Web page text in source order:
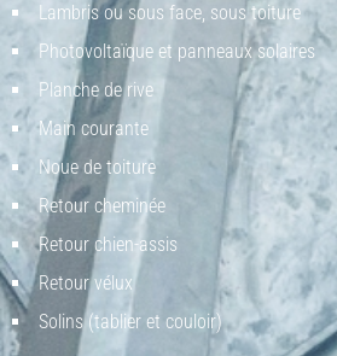
Lambris ou sous face, sous toiture
Photovoltaïque et panneaux solaires
Planche de rive
Main courante
Noue de toiture
Retour cheminée
Retour chien-assis
Retour vélux
Solins (tablier et couloir)